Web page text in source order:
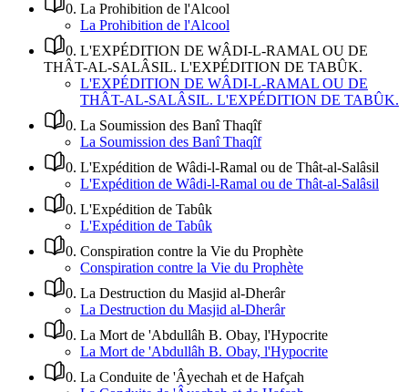
0. La Prohibition de l'Alcool
La Prohibition de l'Alcool
0. L'EXPÉDITION DE WÂDI-L-RAMAL OU DE
THÂT-AL-SALÂSIL. L'EXPÉDITION DE TABÛK.
L'EXPÉDITION DE WÂDI-L-RAMAL OU DE
THÂT-AL-SALÂSIL. L'EXPÉDITION DE TABÛK.
0. La Soumission des Banî Thaqîf
La Soumission des Banî Thaqîf
0. L'Expédition de Wâdi-l-Ramal ou de Thât-al-Salâsil
L'Expédition de Wâdi-l-Ramal ou de Thât-al-Salâsil
0. L'Expédition de Tabûk
L'Expédition de Tabûk
0. Conspiration contre la Vie du Prophète
Conspiration contre la Vie du Prophète
0. La Destruction du Masjid al-Dherâr
La Destruction du Masjid al-Dherâr
0. La Mort de 'Abdullâh B. Obay, l'Hypocrite
La Mort de 'Abdullâh B. Obay, l'Hypocrite
0. La Conduite de 'Âyechah et de Hafçah